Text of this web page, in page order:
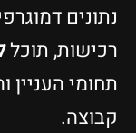
נתונים
רכישות, תוכל
תחומי
קבוצה.